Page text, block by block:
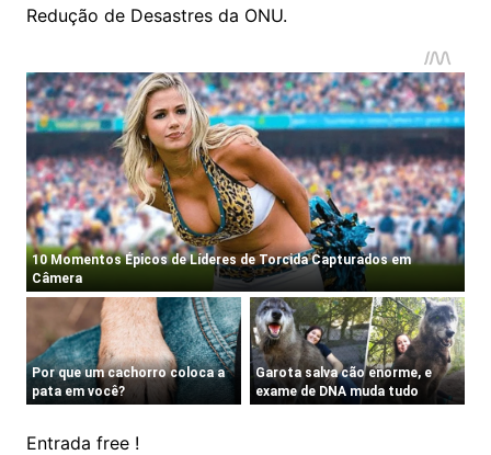
Redução de Desastres da ONU.
Entrada free !